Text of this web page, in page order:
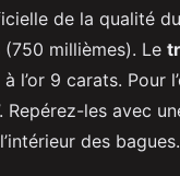
de la qualité
millièmes). Le
l’or 9 carats. Pour
Repérez-les avec
des bagues.